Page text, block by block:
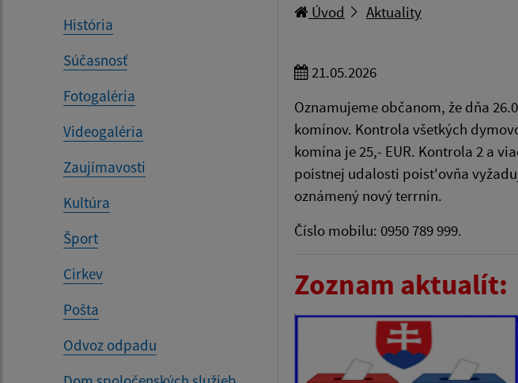
História
Súčasnosť
Fotogaléria
Videogaléria
Zaujímavosti
Kultúra
Šport
Cirkev
Pošta
Odvoz odpadu
Úvod Aktuality
21.05.2026
Oznamujeme občanom, že dňa
komínov. Kontrola všetkých
komína je 25,- EUR. Kontrola 2 a
poistnej udalosti poist'ovňa
oznámený nový terrnín.
Číslo mobilu: 0950 789 999.
Zoznam aktualít: